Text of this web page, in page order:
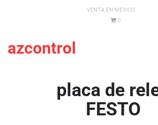
VENTA EN MEXICO
0
azcontrol
placa de
FESTO